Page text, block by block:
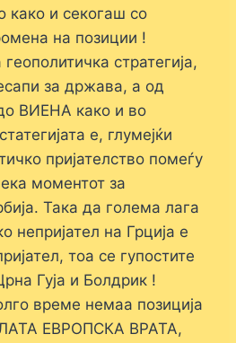
како и секогаш со
на позиции !
стратегија,
за држава, а од
ВИЕНА како и во
е, глумејќи
пријателство помеѓу
моментот за
Така да голема лага
непријател на Грција е
тоа се гупостите
Гуја и Болдрик !
време немаа позиција
ЕВРОПСКА ВРАТА,